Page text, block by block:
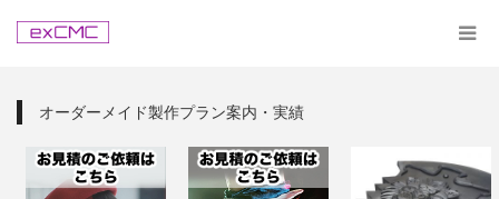
オーダーメイド製作プラン案内・実績